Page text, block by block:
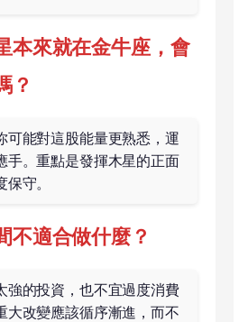
本來就在金牛座，會
？
可能對這股能量更熟悉，運
手。重點是發揮木星的正面
守。
不適合做什麼？
強的投資，也不宜過度消費
大改變應該循序漸進，而不